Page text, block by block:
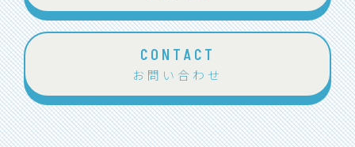
CONTACT
お問い合わせ